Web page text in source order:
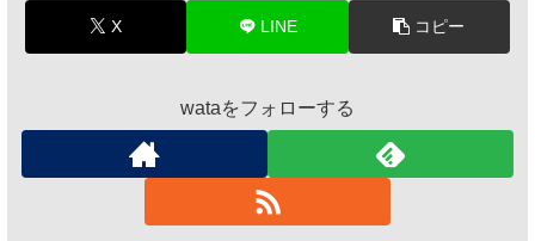
X LINE コピー
wataをフォローする